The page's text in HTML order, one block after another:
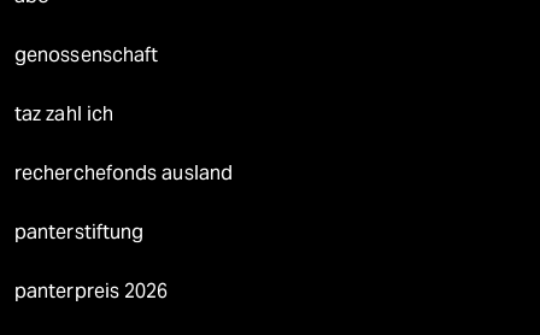
genossenschaft
taz zahl ich
recherchefonds ausland
panterstiftung
panterpreis 2026